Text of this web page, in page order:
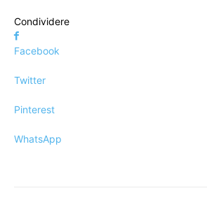
Condividere
Facebook
Twitter
Pinterest
WhatsApp